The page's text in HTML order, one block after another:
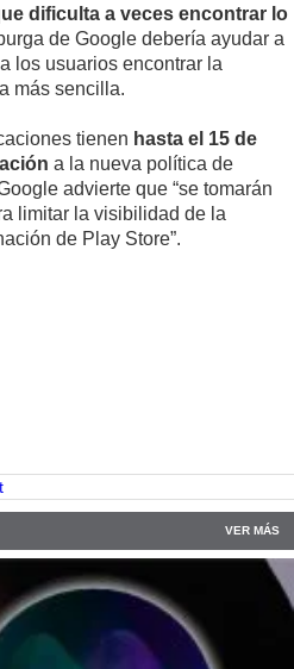
dificulta a veces encontrar lo
de Google debería ayudar a
los usuarios encontrar la
más sencilla.
tienen hasta el 15 de
a la nueva política de
advierte que “se tomarán
limitar la visibilidad de la
de Play Store”.
VER MÁS